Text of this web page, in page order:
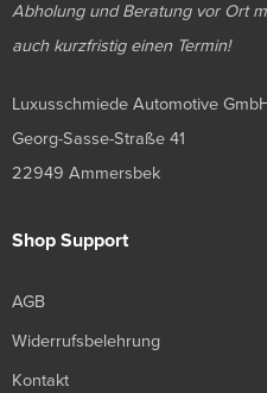
Abholung und Beratung vor Ort
auch kurzfristig einen Termin!
Luxusschmiede Automotive
Georg-Sasse-Straße 41
22949 Ammersbek
Shop Support
AGB
Widerrufsbelehrung
Kontakt